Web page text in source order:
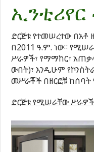
ድርጅቱ የተመሠረተው በአቶ
በ2011 ዓ.ም. ነው።
ሥራዎች፣ የማማከር፣
ውበት)፣ እንዲሁም
መሥራቾች በዘርፎቹ ከሰባት
ድርጅቱ የሚሠራቸው ሥራዎች